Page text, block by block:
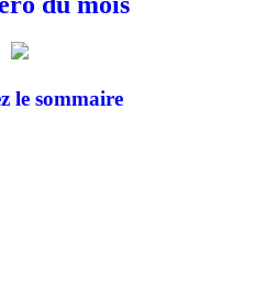
le sommaire